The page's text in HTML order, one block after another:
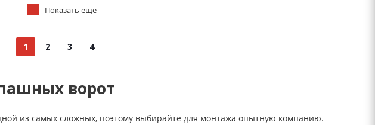
Показать еще
1 2 3 4
ворот
из самых сложных, поэтому выбирайте для монтажа опытную компанию.